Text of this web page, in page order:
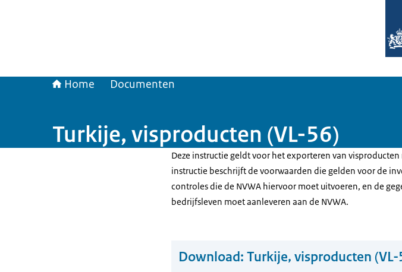
Home Documenten
Turkije, visproducten (VL-56)
Deze instructie geldt voor het exporteren van visproducten
instructie beschrijft de voorwaarden die gelden voor de
controles die de NVWA hiervoor moet uitvoeren, en de
bedrijfsleven moet aanleveren aan de NVWA.
Download: Turkije, visproducten (VL-